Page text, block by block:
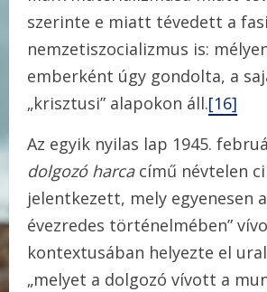
szerinte e miatt tévedett a
nemzetiszocializmus is:
emberként úgy gondolta, a
„krisztusi” alapokon áll.[16]
Az egyik nyilas lap 1945.
dolgozó harcacímű névtelen
jelentkezett, mely egyenesen
évezredes történelmében”
kontextusában helyezte el
„melyet a dolgozó vívott a